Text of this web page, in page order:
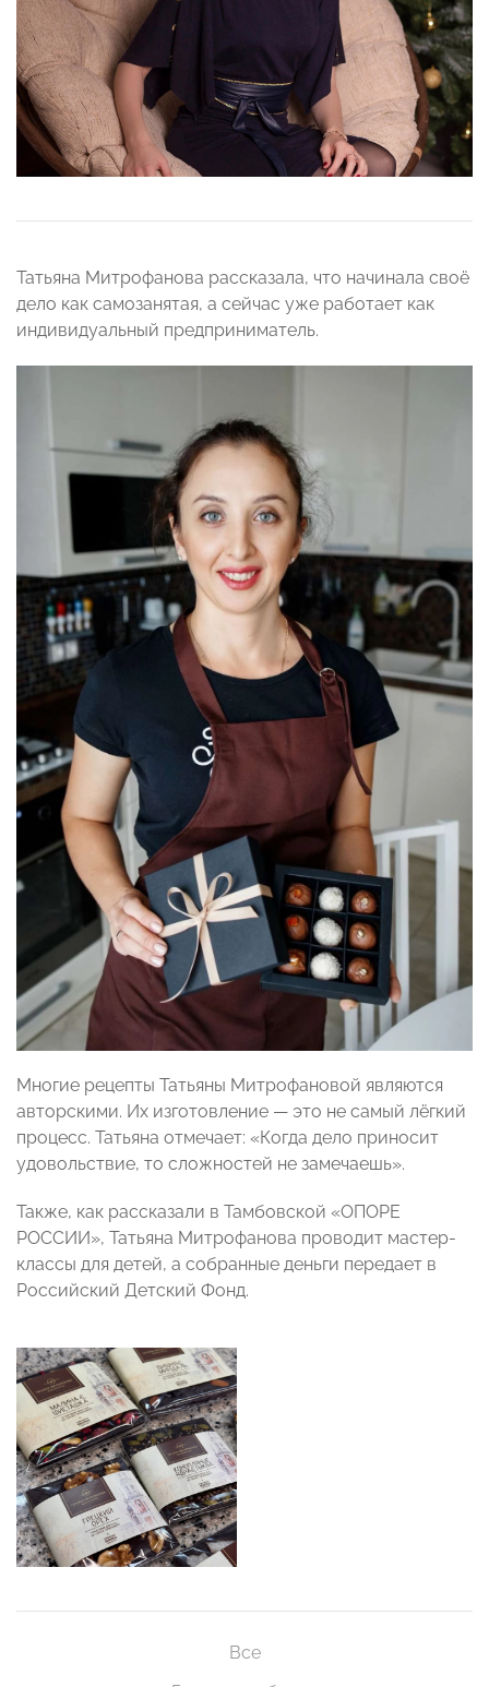
Татьяна Митрофанова рассказала, что начинала своё
дело как самозанятая, а сейчас уже работает как
индивидуальный предприниматель.
Многие рецепты Татьяны Митрофановой являются
авторскими. Их изготовление — это не самый лёгкий
процесс. Татьяна отмечает: «Когда дело приносит
удовольствие, то сложностей не замечаешь».
Также, как рассказали в Тамбовской «ОПОРЕ
РОССИИ», Татьяна Митрофанова проводит мастер-
классы для детей, а собранные деньги передает в
Российский Детский Фонд.
Все